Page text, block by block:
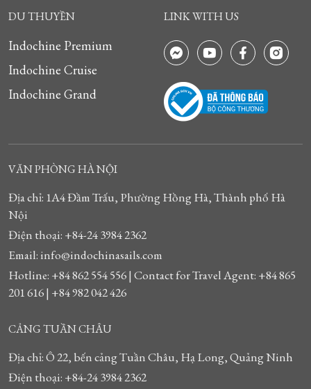
DU THUYỀN
Indochine Premium
Indochine Cruise
Indochine Grand
LINK WITH US
VĂN PHÒNG HÀ NỘI
Địa chỉ: 1A4 Đầm Trấu, Phường Hồng Hà, Thành phố Hà
Nội
Điện thoại: +84-24 3984 2362
Email: info@indochinasails.com
Hotline: +84 862 554 556 | Contact for Travel Agent: +84 865
201 616 | +84 982 042 426
CẢNG TUẦN CHÂU
Địa chỉ: Ô 22, bến cảng Tuần Châu, Hạ Long, Quảng Ninh
Điện thoại: +84-24 3984 2362